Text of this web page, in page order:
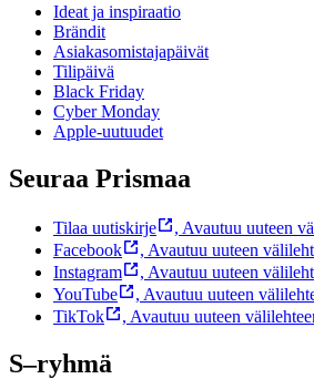
Ideat ja inspiraatio
Brändit
Asiakasomistajapäivät
Tilipäivä
Black Friday
Cyber Monday
Apple-uutuudet
Seuraa Prismaa
Tilaa uutiskirje , Avautuu uuteen
Facebook
, Avautuu uuteen
Instagram
, Avautuu uuteen
YouTube
, Avautuu uuteen
TikTok
, Avautuu uuteen
S–ryhmä